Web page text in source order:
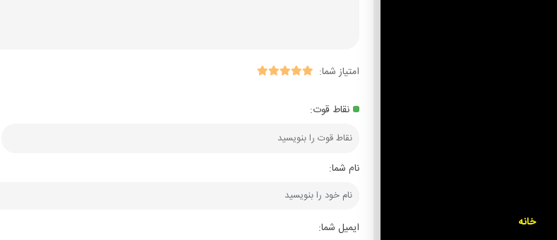
خانه
امتیاز شما:
نقاط قوت:
نام شما:
ایمیل شما: